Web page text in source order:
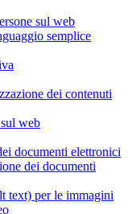
sul web
semplice
dei contenuti
web
documenti elettronici
dei documenti
text) per le immagini